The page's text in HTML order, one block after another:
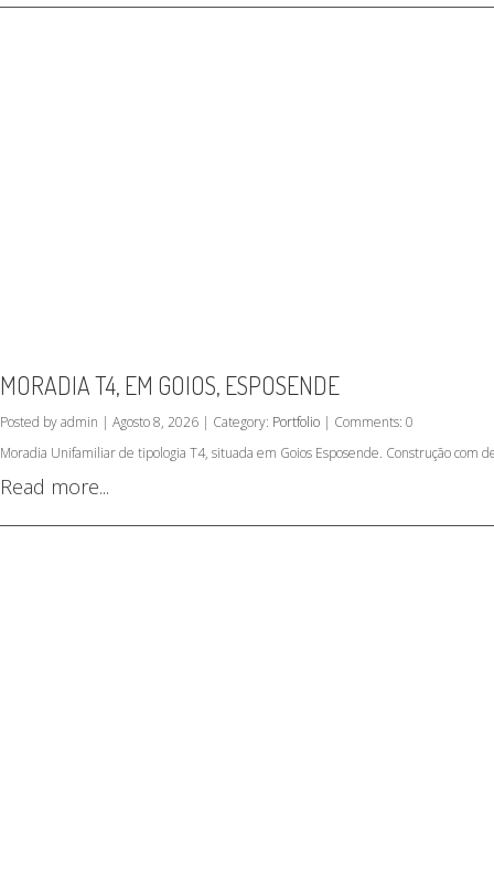
MORADIA T4, EM GOIOS, ESPOSENDE
Posted by admin | Agosto 8, 2026 | Category: Portfolio | Comments: 0
Moradia Unifamiliar de tipologia T4, situada em Goios Esposende. Construção com
Read more...